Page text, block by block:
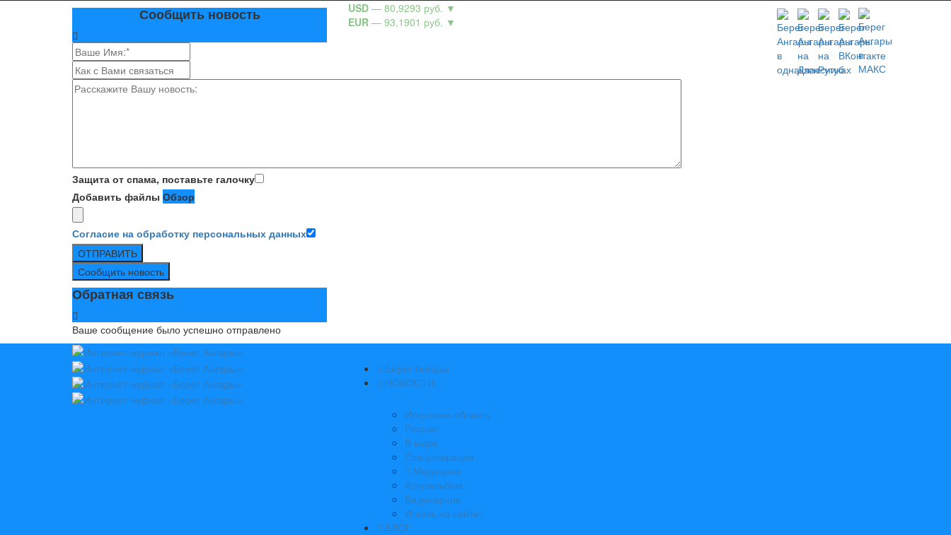
Сообщить новость
Защита от спама, поставьте галочку
Добавить файлы Обзор
Согласие на обработку персональных данных
ОТПРАВИТЬ
Сообщить новость
Обратная связь
Ваше сообщение было успешно отправлено
USD — 80,9293 руб. ▼
EUR — 93,1901 руб. ▼
Берег Ангары
НОВОСТИ
Иркутская область
Россия
В мире
Спецоперация
Медицина
Фотоальбом
Видеоархив
Искать на сайте:
БЛОГ